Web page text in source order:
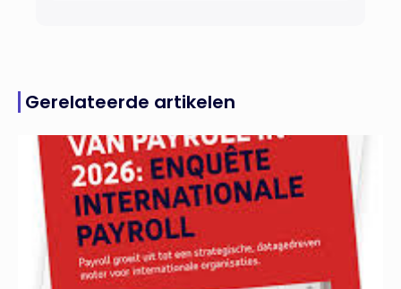
Gerelateerde artikelen